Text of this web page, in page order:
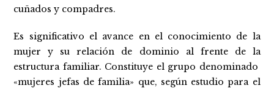
cuñados y compadres.
Es significativo el avance en el conocimiento de la
mujer y su relación de dominio al frente de la
estructura familiar. Constituye el grupo denominado
«mujeres jefas de familia» que, según estudio para el